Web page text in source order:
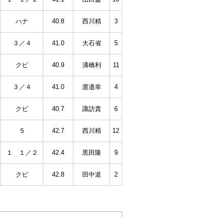
ハナ 40.8 西川精 3
３／４ 41.0 大石省 5
クビ 40.9 溝橋利 11
３／４ 41.0 渡邉幸 4
クビ 40.7 諏訪貴 6
５ 42.7 西川精 12
１ １／２ 42.4 黒田隆 9
クビ 42.8 田中道 2